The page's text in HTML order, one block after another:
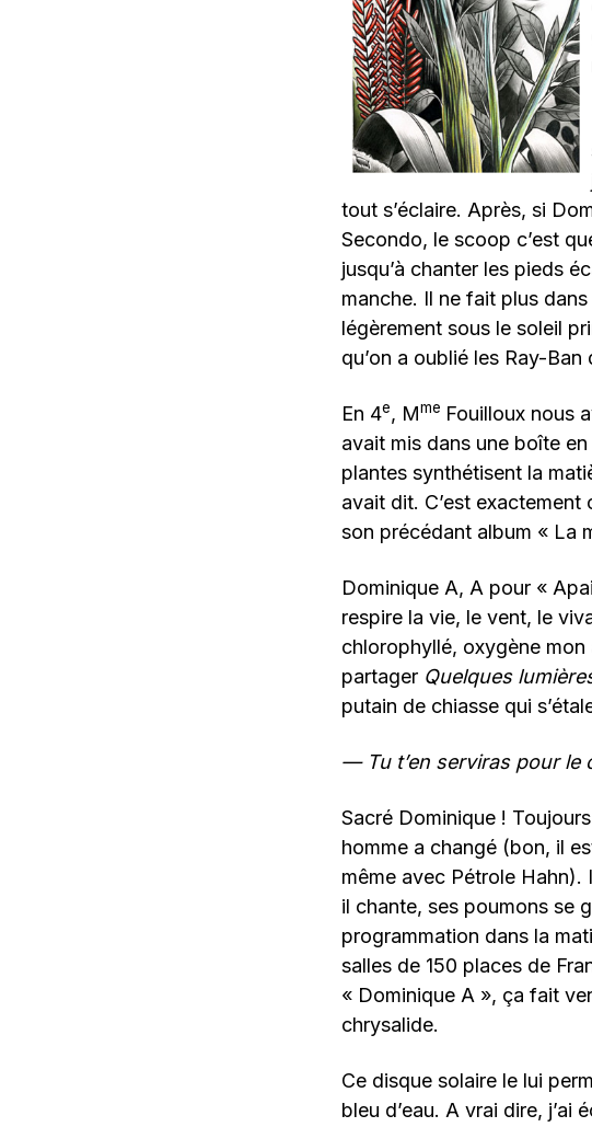
tout s’éclaire. Après, si
Secondo, le scoop c’est
jusqu’à chanter les pieds
manche. Il ne fait plus
légèrement sous le soleil
qu’on a oublié les Ray-
En 4e, Mme Fouilloux nous
avait mis dans une boîte
plantes synthétisent la
avait dit. C’est
son précédant album « La
Dominique A, A pour «
respire la vie, le vent, le
chlorophyllé, oxygène mon
partager Quelques
putain de chiasse qui
— Tu t’en serviras pour le
Sacré Dominique !
homme a changé (bon, il
même avec Pétrole Hahn).
il chante, ses poumons se
programmation dans la
salles de 150 places de
« Dominique A », ça fait
chrysalide.
Ce disque solaire le lui
bleu d’eau. A vrai dire, j’ai